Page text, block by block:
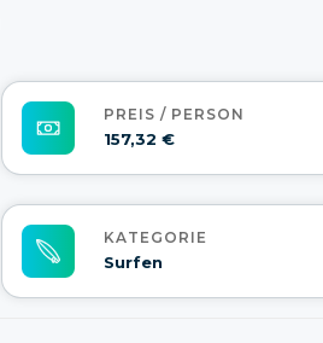
PREIS / PERSON
157,32 €
KATEGORIE
Surfen